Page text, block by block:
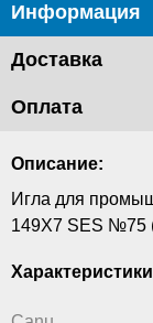
Информация
Доставка
Оплата
Описание:
Игла для
149X7 SES №75